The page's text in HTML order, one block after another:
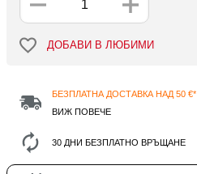
ДОБАВИ В ЛЮБИМИ
БЕЗПЛАТНА ДОСТАВКА НАД 50 €*
ВИЖ ПОВЕЧЕ
30 ДНИ БЕЗПЛАТНО ВРЪЩАНЕ